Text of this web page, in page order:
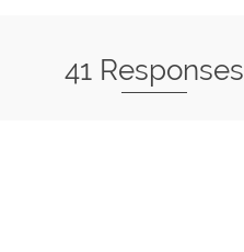
41 Responses